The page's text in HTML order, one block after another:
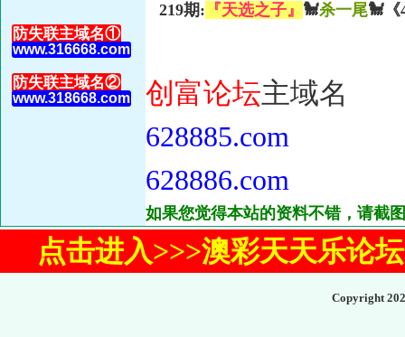
防失联主域名①
www.316668.com
防失联主域名②
www.318668.com
219期: 『天选之子』 🐩杀一尾🐩《
创富论坛主域名
628885.com
628886.com
如果您觉得本站的资料不错，请截
点击进入>>>澳彩天天乐论
Copyright